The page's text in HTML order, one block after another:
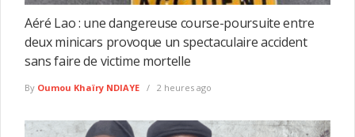
Aéré Lao : une dangereuse course-poursuite entre
deux minicars provoque un spectaculaire accident
sans faire de victime mortelle
By Oumou Khaïry NDIAYE 2 heures ago